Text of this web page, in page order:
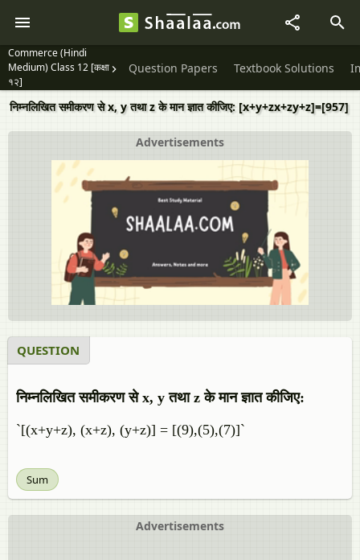
Commerce (Hindi
Medium) Class 12 [कक्षा
१२]
Question Papers Textbook Solutions
निम्नलिखित समीकरण से x, y तथा z के मान ज्ञात कीजिए: [x+y+zx+zy+z]=[957]
Advertisements
QUESTION
निम्नलिखित समीकरण से x, y तथा z के मान ज्ञात कीजिए:
`[(x+y+z), (x+z), (y+z)] = [(9),(5),(7)]`
Sum
Advertisements